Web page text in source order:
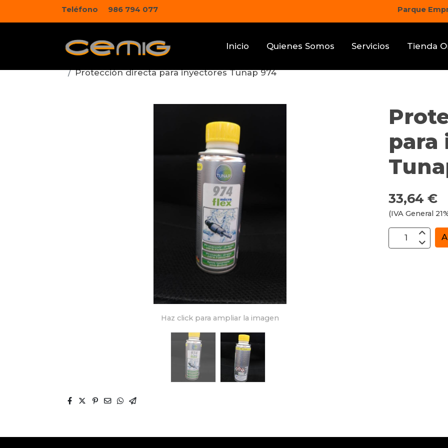
Teléfono 986 794 077 Parque
Inicio Quienes Somos Servicios Tienda
Protección directa para inyectores Tunap 974
Haz click para ampliar la imagen
para
33,64 €
(IVA General